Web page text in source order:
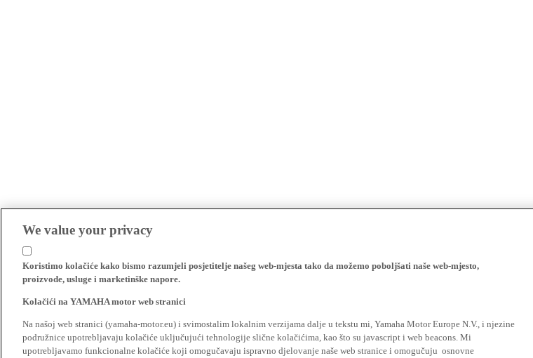
We value your privacy
Koristimo kolačiće kako bismo razumjeli posjetitelje našeg web-mjesta tako da možemo poboljšati naše web-mjesto,
proizvode, usluge i marketinške napore.
Kolačići na YAMAHA motor web stranici
Na našoj web stranici (yamaha-motor.eu) i svimostalim lokalnim verzijama dalje u tekstu mi, Yamaha Motor Europe N.V., i njezine
podružnice upotrebljavaju kolačiće uključujući tehnologije slične kolačićima, kao što su javascript i web beacons. Mi
upotrebljavamo funkcionalne kolačiće koji omogučavaju ispravno djelovanje naše web stranice i omogučuju osnovne